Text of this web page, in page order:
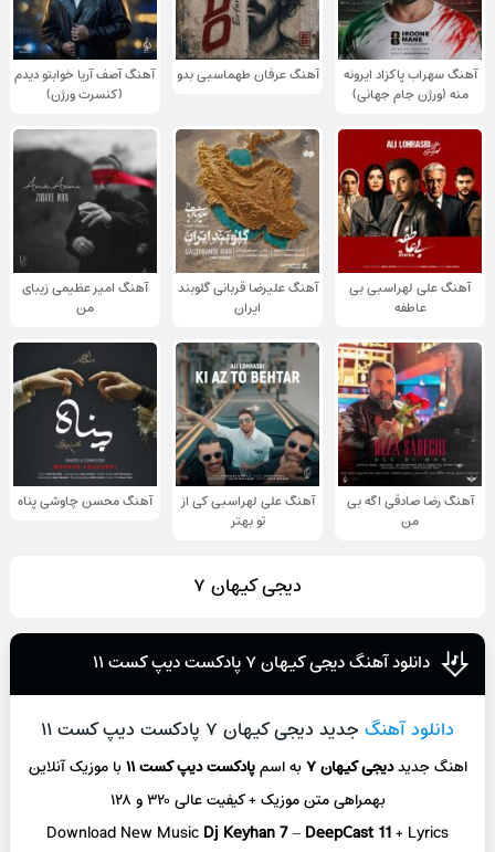
آهنگ سهراب پاکزاد ایرونه
منه (ورژن جام جهانی)
آهنگ عرفان طهماسبی بدو
آهنگ آصف آریا خوابتو دیدم
(کنسرت ورژن)
آهنگ علی لهراسبی بی
عاطفه
آهنگ علیرضا قربانی گلوبند
ایران
آهنگ امیر عظیمی زیبای
من
آهنگ رضا صادقی اگه بی
من
آهنگ علی لهراسبی کی از
تو ‌بهتر
آهنگ محسن چاوشی پناه
دیجی کیهان ۷
دانلود آهنگ دیجی کیهان ۷ پادکست دیپ کست ۱۱
دانلود آهنگ جدید دیجی کیهان ۷ پادکست دیپ کست ۱۱
اهنگ جدیددیجی کیهان ۷ به اسمپادکست دیپ کست ۱۱ با موزیک آنلاین
بهمراهی متن موزیک + کیفیت عالی ۳۲۰ و ۱۲۸
Download New Music Dj Keyhan 7– DeepCast 11+ Lyrics